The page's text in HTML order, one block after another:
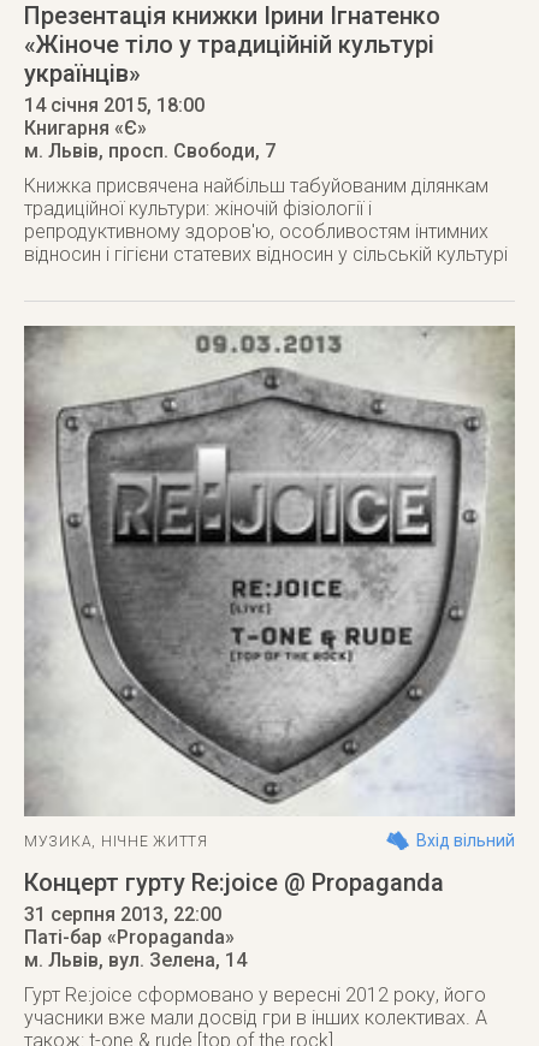
Презентація книжки Ірини Ігнатенко
«Жіноче тіло у традиційній культурі
українців»
14 січня 2015, 18:00
Книгарня «Є»
м. Львів, просп. Свободи, 7
Книжка присвячена найбільш табуйованим ділянкам
традиційної культури: жіночій фізіології і
репродуктивному здоров'ю, особливостям інтимних
відносин і гігієни статевих відносин у сільській культурі
МУЗИКА, НІЧНЕ ЖИТТЯ Вхід вільний
Концерт гурту Re:joice @ Propaganda
31 серпня 2013, 22:00
Паті-бар «Propaganda»
м. Львів, вул. Зелена, 14
Гурт Re:joice сформовано у вересні 2012 року, його
учасники вже мали досвід гри в інших колективах. А
також: t-one & rude [top of the rock]